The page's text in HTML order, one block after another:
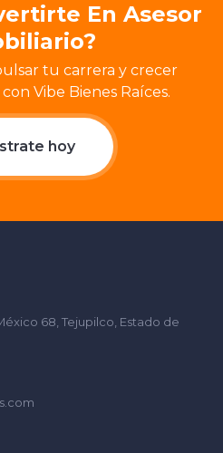
En Asesor
tu carrera y crecer
Vibe Bienes Raíces.
hoy
68, Tejupilco, Estado de